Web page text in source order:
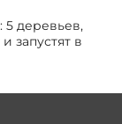
5 деревьев,
запустят в